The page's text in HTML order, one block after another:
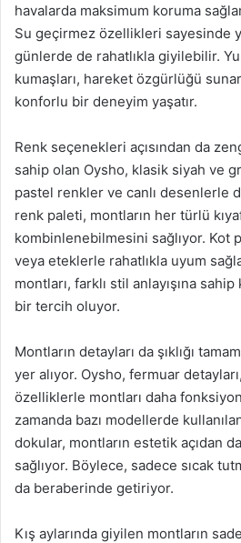
havalarda maksimum koruma
Su geçirmez özellikleri sayesinde
günlerde de rahatlıkla giyilebilir.
kumaşları, hareket özgürlüğü
konforlu bir deneyim yaşatır.
Renk seçenekleri açısından da
sahip olan Oysho, klasik siyah ve
pastel renkler ve canlı desenlerle
renk paleti, montların her türlü
kombinlenebilmesini sağlıyor. Kot
veya eteklerle rahatlıkla uyum
montları, farklı stil anlayışına
bir tercih oluyor.
Montların detayları da şıklığı
yer alıyor. Oysho, fermuar
özelliklerle montları daha
zamanda bazı modellerde
dokular, montların estetik açıdan
sağlıyor. Böylece, sadece sıcak
da beraberinde getiriyor.
Kış aylarında giyilen montların